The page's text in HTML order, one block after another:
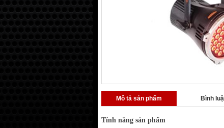
Mô tả sản phẩm Bình
Tính năng sản phẩm